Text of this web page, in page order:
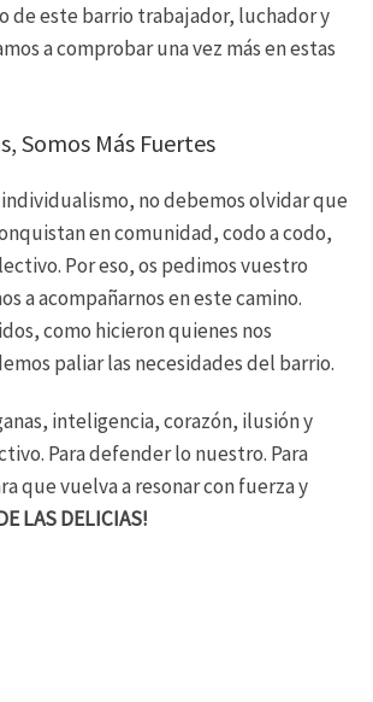
de este barrio trabajador, luchador y
a comprobar una vez más en estas
Somos Más Fuertes
individualismo, no debemos olvidar que
en comunidad, codo a codo,
Por eso, os pedimos vuestro
a acompañarnos en este camino.
como hicieron quienes nos
paliar las necesidades del barrio.
inteligencia, corazón, ilusión y
Para defender lo nuestro. Para
que vuelva a resonar con fuerza y
LAS DELICIAS!